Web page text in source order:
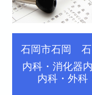
石岡市石岡
内科・消化器
内科・外